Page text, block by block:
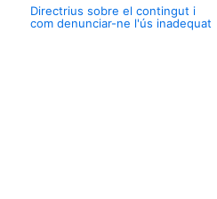
Directrius sobre el contingut i
com denunciar-ne l'ús inadequat